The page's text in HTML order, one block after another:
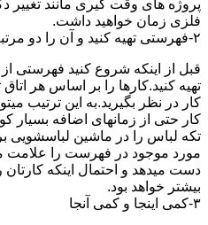
پروژه های وقت گیری مانند تغییر
فلزی زمان خواهید داشت.
۲-فهرستی تهیه کنید و آن را دو مرتبه چک کنید
قبل از اینکه شروع کنید فهرستی از
تهیه کنید.کارها را بر اساس هر
کار در نظر بگیرید.به این ترتیب
کار حتی از زمانهای اضافه بسیار
تکه لباس را در ماشین لباسشویی
مورد موجود در فهرست را علامت
دست میدهد و احتمال اینکه کارتان
بیشتر خواهد بود.
۳-کمی اینجا و کمی آنجا